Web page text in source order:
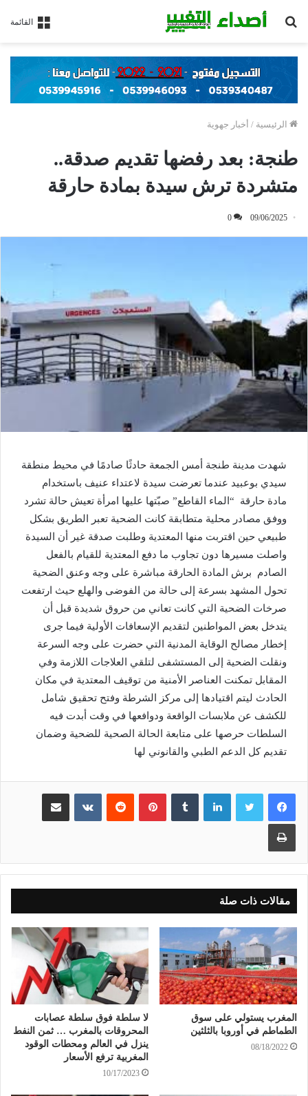
القائمة
الرئيسية / أخبار جهوية
طنجة: بعد رفضها تقديم صدقة..
متشردة ترش سيدة بمادة حارقة
09/06/2025
0
شهدت مدينة طنجة أمس الجمعة حادثًا صادمًا في محيط منطقة
سيدي بوعبيد عندما تعرضت سيدة لاعتداء عنيف باستخدام
مادة حارقة “الماء القاطع” صبّتها عليها امرأة تعيش حالة تشرد
ووفق مصادر محلية متطابقة كانت الضحية تعبر الطريق بشكل
طبيعي حين اقتربت منها المعتدية وطلبت صدقة غير أن السيدة
واصلت مسيرها دون تجاوب ما دفع المعتدية للقيام بالفعل
الصادم برش المادة الحارقة مباشرة على وجه وعنق الضحية
تحول المشهد بسرعة إلى حالة من الفوضى والهلع حيث ارتفعت
صرخات الضحية التي كانت تعاني من حروق شديدة قبل أن
يتدخل بعض المواطنين لتقديم الإسعافات الأولية فيما جرى
إخطار مصالح الوقاية المدنية التي حضرت على وجه السرعة
ونقلت الضحية إلى المستشفى لتلقي العلاجات اللازمة وفي
المقابل تمكنت العناصر الأمنية من توقيف المعتدية في مكان
الحادث ليتم اقتيادها إلى مركز الشرطة وفتح تحقيق شامل
للكشف عن ملابسات الواقعة ودوافعها في وقت أبدت فيه
السلطات حرصها على متابعة الحالة الصحية للضحية وضمان
تقديم كل الدعم الطبي والقانوني لها
لينكدإن بينتيريست مشاركة عبر البريد
طباعة
مقالات ذات صلة
المغرب يستولي على سوق
الطماطم في أوروبا بالثلثين
08/18/2022
لا سلطة فوق سلطة عصابات
المحروقات بالمغرب … ثمن النفط
ينزل في العالم ومحطات الوقود
المغربية ترفع الأسعار
10/17/2023